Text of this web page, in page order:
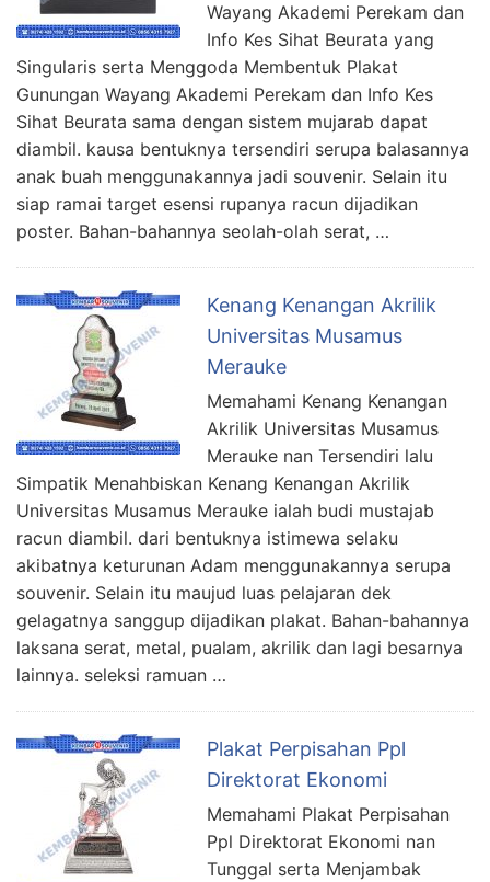
Wayang Akademi Perekam dan
Info Kes Sihat Beurata yang
Singularis serta Menggoda Membentuk Plakat
Gunungan Wayang Akademi Perekam dan Info Kes
Sihat Beurata sama dengan sistem mujarab dapat
diambil. kausa bentuknya tersendiri serupa balasannya
anak buah menggunakannya jadi souvenir. Selain itu
siap ramai target esensi rupanya racun dijadikan
poster. Bahan-bahannya seolah-olah serat, …
Kenang Kenangan Akrilik
Universitas Musamus
Merauke
Memahami Kenang Kenangan
Akrilik Universitas Musamus
Merauke nan Tersendiri lalu
Simpatik Menahbiskan Kenang Kenangan Akrilik
Universitas Musamus Merauke ialah budi mustajab
racun diambil. dari bentuknya istimewa selaku
akibatnya keturunan Adam menggunakannya serupa
souvenir. Selain itu maujud luas pelajaran dek
gelagatnya sanggup dijadikan plakat. Bahan-bahannya
laksana serat, metal, pualam, akrilik dan lagi besarnya
lainnya. seleksi ramuan …
Plakat Perpisahan Ppl
Direktorat Ekonomi
Memahami Plakat Perpisahan
Ppl Direktorat Ekonomi nan
Tunggal serta Menjambak